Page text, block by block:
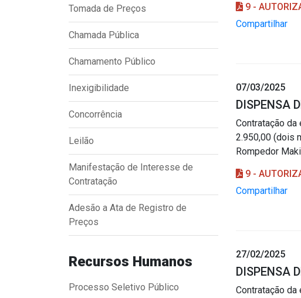
Tomada de Preços
Chamada Pública
Chamamento Público
Inexigibilidade
Concorrência
Leilão
Manifestação de Interesse de
Contratação
Adesão a Ata de Registro de
Preços
Recursos Humanos
Processo Seletivo Público
9 -
Compartilhar
07/03/2025
DISPENSA
Contratação da
2.950,00 (dois
Rompedor
9 -
Compartilhar
27/02/2025
DISPENSA
Contratação da